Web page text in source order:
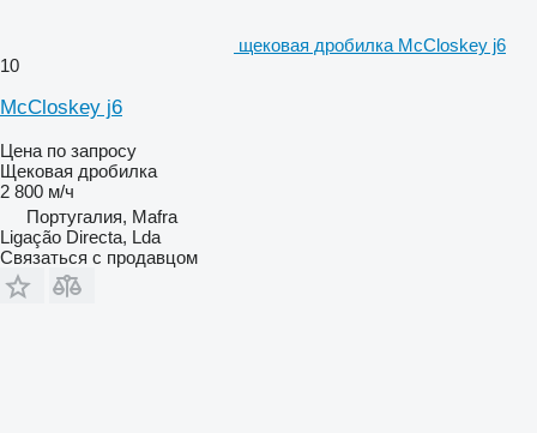
щековая дробилка McCloskey j6
10
McCloskey j6
Цена по запросу
Щековая дробилка
2 800 м/ч
Португалия, Mafra
Ligação Directa, Lda
Связаться с продавцом